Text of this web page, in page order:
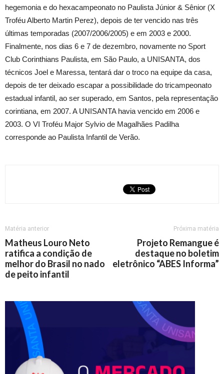
hegemonia e do hexacampeonato no Paulista Júnior & Sênior (X
Troféu Alberto Martin Perez), depois de ter vencido nas três
últimas temporadas (2007/2006/2005) e em 2003 e 2000.
Finalmente, nos dias 6 e 7 de dezembro, novamente no Sport
Club Corinthians Paulista, em São Paulo, a UNISANTA, dos
técnicos Joel e Maressa, tentará dar o troco na equipe da casa,
depois de ter deixado escapar a possibilidade do tricampeonato
estadual infantil, ao ser superado, em Santos, pela representação
corintiana, em 2007. A UNISANTA havia vencido em 2006 e
2003. O VI Troféu Major Sylvio de Magalhães Padilha
corresponde ao Paulista Infantil de Verão.
Matéria anterior
Matheus Louro Neto
ratifica a condição de
melhor do Brasil no nado
de peito infantil
Próxima matéria
Projeto Remangue é
destaque no boletim
eletrônico “ABES Informa”